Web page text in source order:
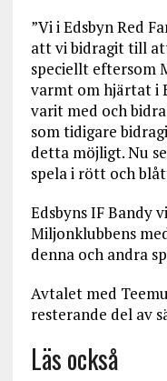
”Vi i Edsbyn Red
att vi bidragit till
speciellt eftersom
varmt om hjärtat i
varit med och
som tidigare
detta möjligt. Nu
spela i rött och
Edsbyns IF Bandy
Miljonklubbens
denna och andra
Avtalet med
resterande del av
Läs också